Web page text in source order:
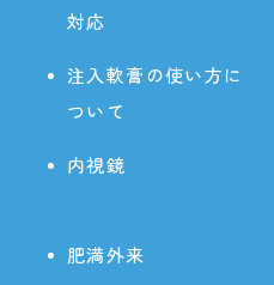
対応
注入軟膏の使い方に
ついて
内視鏡
肥満外来